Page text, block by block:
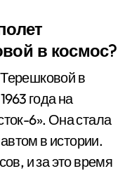
в космос?
в
года на
6». Она стала
в истории.
и за это время